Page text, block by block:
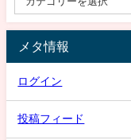
メタ情報
ログイン
投稿フィード